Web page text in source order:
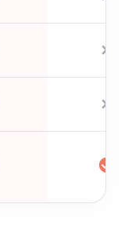
✕
✕